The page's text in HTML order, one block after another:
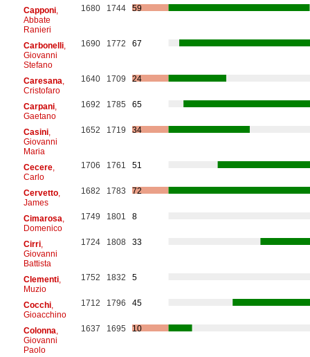
Capponi,
Abbate
Ranieri
1680 1744 59
Carbonelli,
Giovanni
Stefano
1690 1772 67
Caresana
Cristofaro
1640 1709 24
Carpani,
Gaetano
1692 1785 65
Casini,
Giovanni
Maria
1652 1719 34
Cecere,
Carlo
1706 1761 51
Cervetto,
James
1682 1783 72
Cimarosa
Domenico
1749 1801 8
Cirri,
Giovanni
Battista
1724 1808 33
Clementi,
Muzio
1752 1832 5
Cocchi,
Gioacchino
1712 1796 45
Colonna
Giovanni
Paolo
1637 1695 10